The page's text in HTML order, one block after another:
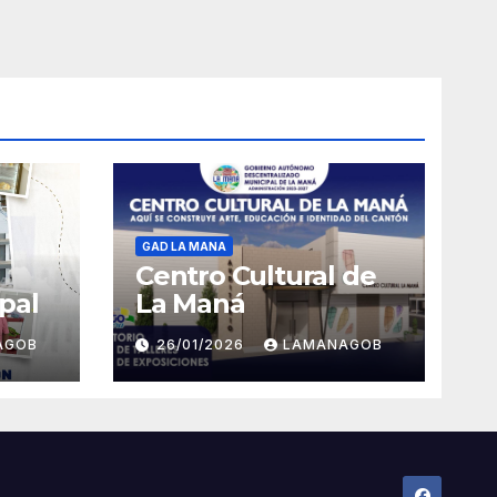
GAD LA MANA
Centro Cultural de
La Maná
26/01/2026 LAMANAGOB